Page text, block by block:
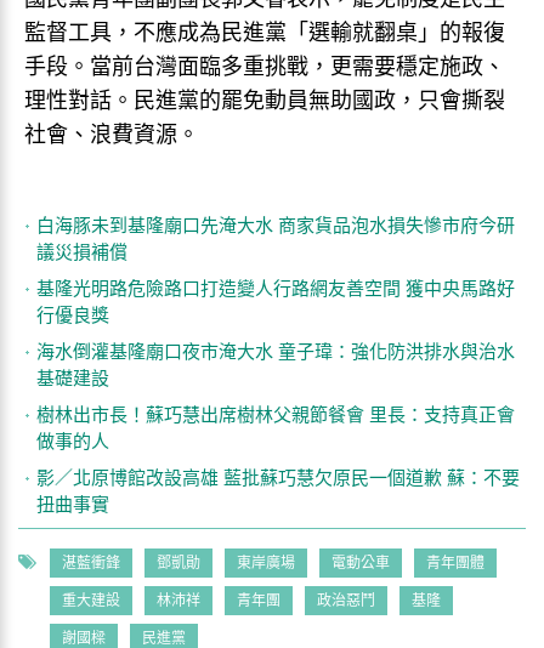
監督工具，不應成為民進黨「選輸就翻桌」的報復
手段。當前台灣面臨多重挑戰，更需要穩定施政、
理性對話。民進黨的罷免動員無助國政，只會撕裂
社會、浪費資源。
白海豚未到基隆廟口先淹大水 商家貨品泡水損失慘市府今研
議災損補償
基隆光明路危險路口打造變人行路網友善空間 獲中央馬路好
行優良獎
海水倒灌基隆廟口夜市淹大水 童子瑋：強化防洪排水與治水
基礎建設
樹林出市長！蘇巧慧出席樹林父親節餐會 里長：支持真正會
做事的人
影／北原博館改設高雄 藍批蘇巧慧欠原民一個道歉 蘇：不要
扭曲事實
湛藍衝鋒 鄧凱勛 東岸廣場 電動公車 青年團體
重大建設 林沛祥 青年團 政治惡鬥 基隆
謝國樑 民進黨